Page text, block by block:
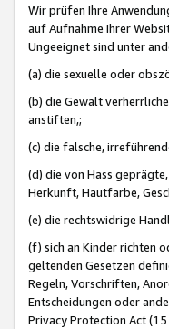
Wir prüfen Ihre
auf Aufnahme Ihrer
Ungeeignet sind unter
(a) die sexuelle oder
(b) die Gewalt
anstiften,;
(c) die falsche,
(d) die von Hass
Herkunft, Hautfarbe,
(e) die rechtswidrige
(f) sich an Kinder richten
geltenden Gesetzen
Regeln, Vorschriften,
Entscheidungen oder
Privacy Protection Act